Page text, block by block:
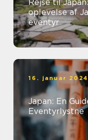
Rejse til
oplevelse af
eventyr
16. januar 2024
Japan: En
Eventyrlystne